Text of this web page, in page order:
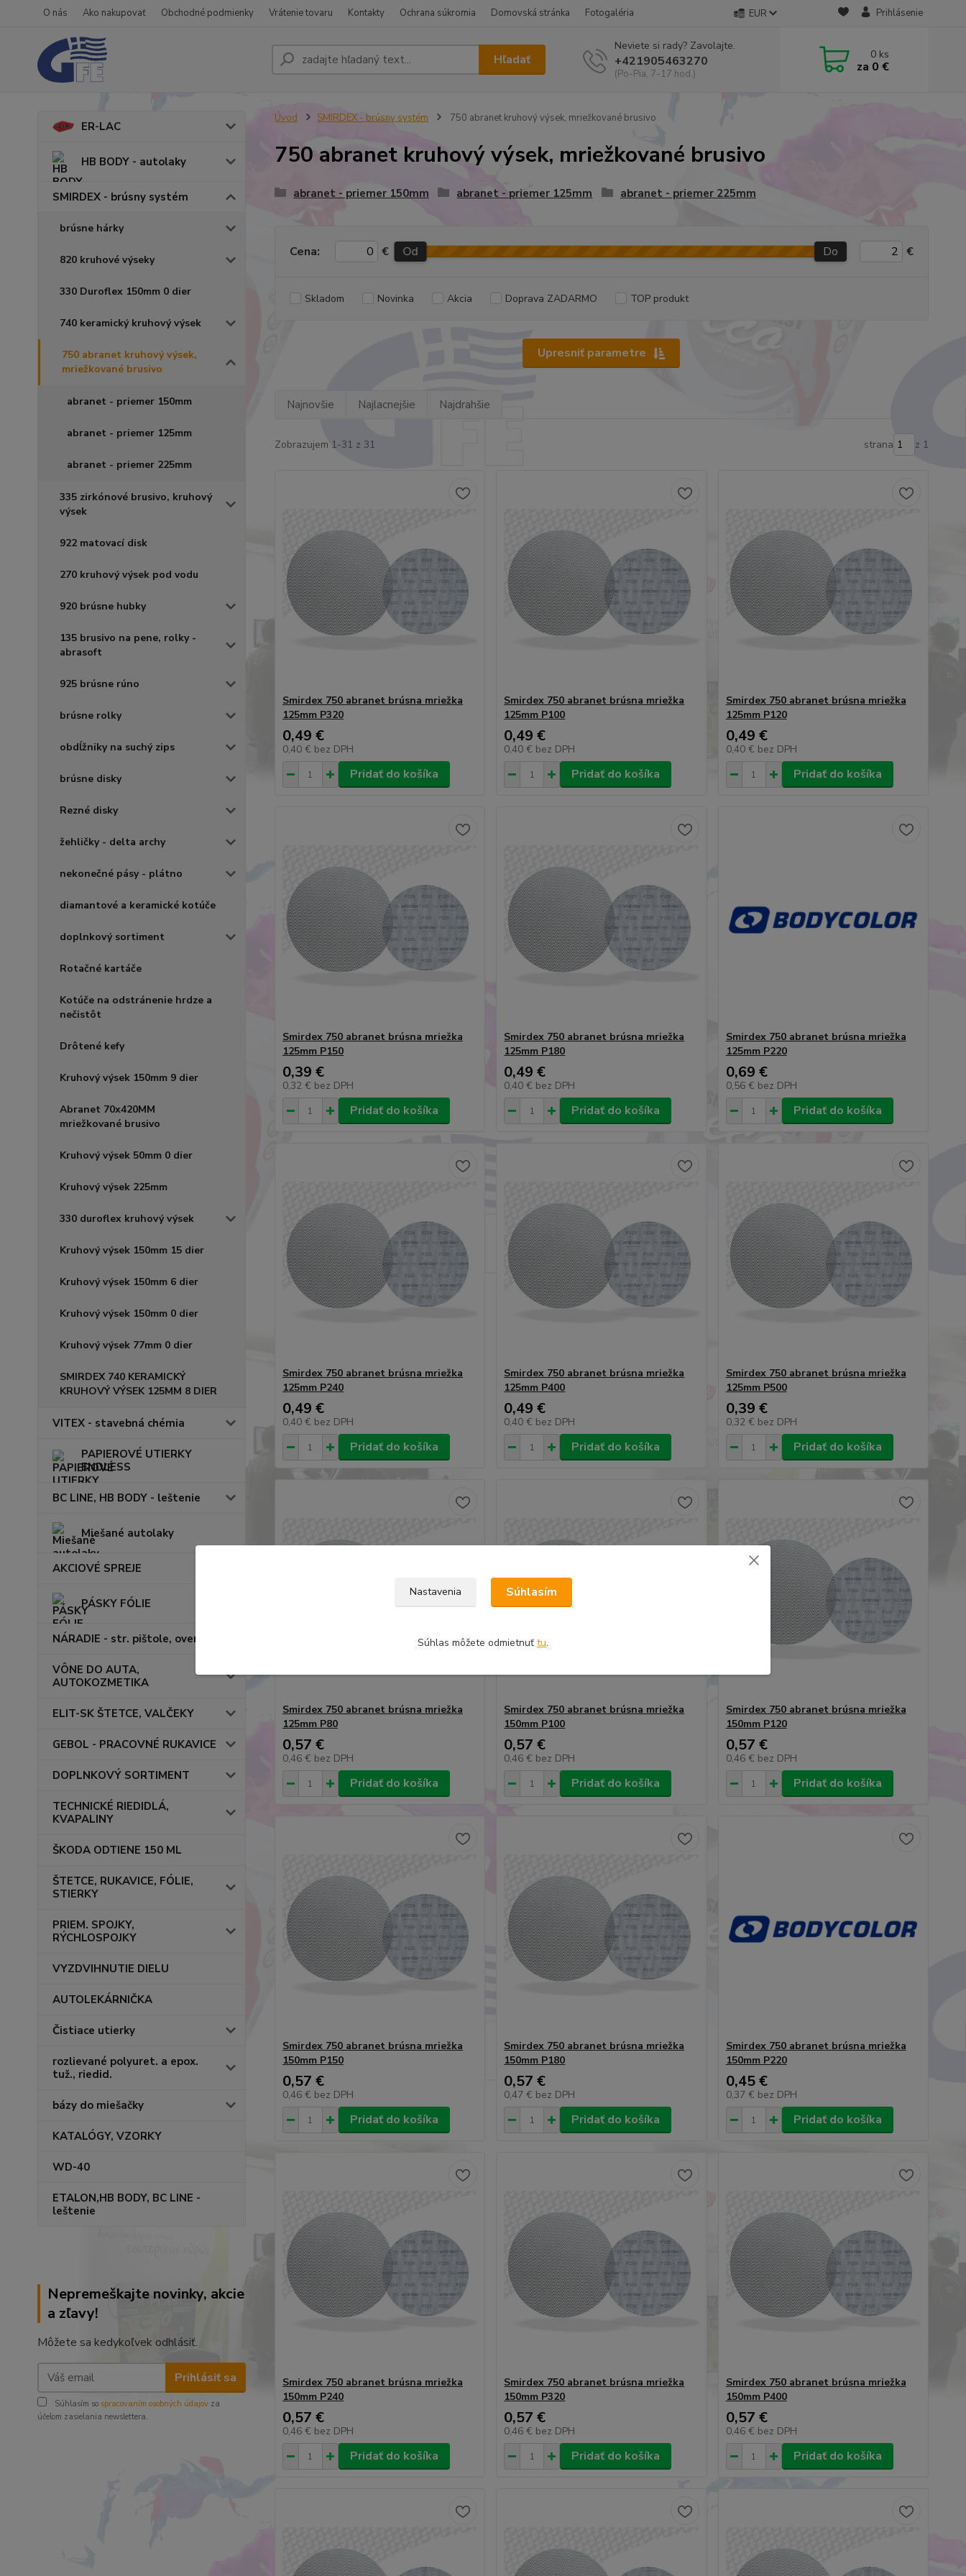
O nás Ako nakupovať Obchodné podmienky Vrátenie tovaru Kontakty Ochrana súkromia Domovská stránka Fotogaléria EUR Prihlásenie
Hľadať
Neviete si rady? Zavolajte.
+421905463270
(Po-Pia, 7-17 hod.)
0 ks
za 0 €
ER-LAC
HB BODY - autolaky
SMIRDEX - brúsny systém
brúsne hárky
820 kruhové výseky
330 Duroflex 150mm 0 dier
740 keramický kruhový výsek
750 abranet kruhový výsek,
mriežkované brusivo
abranet - priemer 150mm
abranet - priemer 125mm
abranet - priemer 225mm
335 zirkónové brusivo, kruhový
výsek
922 matovací disk
270 kruhový výsek pod vodu
920 brúsne hubky
135 brusivo na pene, rolky -
abrasoft
925 brúsne rúno
brúsne rolky
obdĺžniky na suchý zips
brúsne disky
Rezné disky
žehličky - delta archy
nekonečné pásy - plátno
diamantové a keramické kotúče
doplnkový sortiment
Rotačné kartáče
Kotúče na odstránenie hrdze a
nečistôt
Drôtené kefy
Kruhový výsek 150mm 9 dier
Abranet 70x420MM
mriežkované brusivo
Kruhový výsek 50mm 0 dier
Kruhový výsek 225mm
330 duroflex kruhový výsek
Kruhový výsek 150mm 15 dier
Kruhový výsek 150mm 6 dier
Kruhový výsek 150mm 0 dier
Kruhový výsek 77mm 0 dier
SMIRDEX 740 KERAMICKÝ
KRUHOVÝ VÝSEK 125MM 8 DIER
VITEX - stavebná chémia
PAPIEROVÉ UTIERKY
ENDLESS
BC LINE, HB BODY - leštenie
Miešané autolaky
AKCIOVÉ SPREJE
PÁSKY FÓLIE
NÁRADIE - str. pištole, overaly
VÔNE DO AUTA,
AUTOKOZMETIKA
ELIT-SK ŠTETCE, VALČEKY
GEBOL - PRACOVNÉ RUKAVICE
DOPLNKOVÝ SORTIMENT
TECHNICKÉ RIEDIDLÁ,
KVAPALINY
ŠKODA ODTIENE 150 ML
ŠTETCE, RUKAVICE, FÓLIE,
STIERKY
PRIEM. SPOJKY,
RÝCHLOSPOJKY
VYZDVIHNUTIE DIELU
AUTOLEKÁRNIČKA
Čistiace utierky
rozlievané polyuret. a epox.
tuž., riedid.
bázy do miešačky
KATALÓGY, VZORKY
WD-40
ETALON,HB BODY, BC LINE -
leštenie
Nepremeškajte novinky, akcie
a zľavy!
Môžete sa kedykoľvek odhlásiť.
Prihlásiť sa
Súhlasím so spracovaním osobných údajov za
účelom zasielania newslettera.
Úvod SMIRDEX - brúsny systém 750 abranet kruhový výsek, mriežkované brusivo
750 abranet kruhový výsek, mriežkované brusivo
abranet - priemer 150mm abranet - priemer 125mm abranet - priemer 225mm
Upresniť parametre
Cena: € Od Do €
Skladom Novinka Akcia Doprava ZADARMO TOP produkt
Najnovšie Najlacnejšie Najdrahšie
Zobrazujem 1-31 z 31 strana z 1
Smirdex 750 abranet brúsna mriežka
125mm P320
0,49 €
0,40 € bez DPH
Pridať do košíka
Smirdex 750 abranet brúsna mriežka
125mm P100
0,49 €
0,40 € bez DPH
Pridať do košíka
Smirdex 750 abranet brúsna mriežka
125mm P120
0,49 €
0,40 € bez DPH
Pridať do košíka
Smirdex 750 abranet brúsna mriežka
125mm P150
0,39 €
0,32 € bez DPH
Pridať do košíka
Smirdex 750 abranet brúsna mriežka
125mm P180
0,49 €
0,40 € bez DPH
Pridať do košíka
Smirdex 750 abranet brúsna mriežka
125mm P220
0,69 €
0,56 € bez DPH
Pridať do košíka
Smirdex 750 abranet brúsna mriežka
125mm P240
0,49 €
0,40 € bez DPH
Pridať do košíka
Smirdex 750 abranet brúsna mriežka
125mm P400
0,49 €
0,40 € bez DPH
Pridať do košíka
Smirdex 750 abranet brúsna mriežka
125mm P500
0,39 €
0,32 € bez DPH
Pridať do košíka
Smirdex 750 abranet brúsna mriežka
125mm P80
0,57 €
0,46 € bez DPH
Pridať do košíka
Smirdex 750 abranet brúsna mriežka
150mm P100
0,57 €
0,46 € bez DPH
Pridať do košíka
Smirdex 750 abranet brúsna mriežka
150mm P120
0,57 €
0,46 € bez DPH
Pridať do košíka
Smirdex 750 abranet brúsna mriežka
150mm P150
0,57 €
0,46 € bez DPH
Pridať do košíka
Smirdex 750 abranet brúsna mriežka
150mm P180
0,57 €
0,47 € bez DPH
Pridať do košíka
Smirdex 750 abranet brúsna mriežka
150mm P220
0,45 €
0,37 € bez DPH
Pridať do košíka
Smirdex 750 abranet brúsna mriežka
150mm P240
0,57 €
0,46 € bez DPH
Pridať do košíka
Smirdex 750 abranet brúsna mriežka
150mm P320
0,57 €
0,46 € bez DPH
Pridať do košíka
Smirdex 750 abranet brúsna mriežka
150mm P400
0,57 €
0,46 € bez DPH
Pridať do košíka
Nastavenia Súhlasím
Súhlas môžete odmietnuť tu.